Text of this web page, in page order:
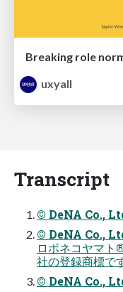
uxyall
Transcript
© DeNA Co.,
© DeNA Co.,
ロボネコヤマト
社の登録商標で
© DeNA Co.,